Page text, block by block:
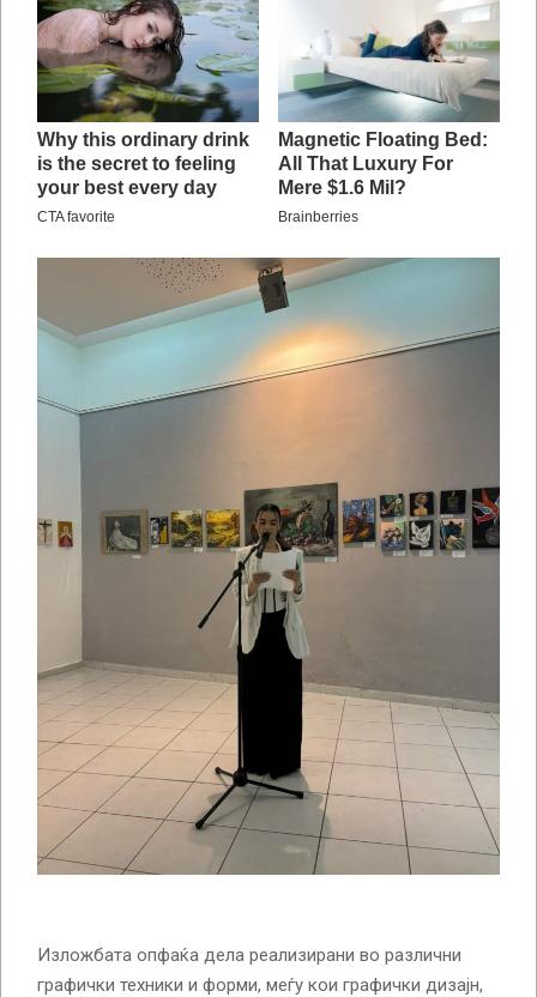
Изложбата опфаќа дела реализирани во различни
графички техники и форми, меѓу кои графички дизајн,